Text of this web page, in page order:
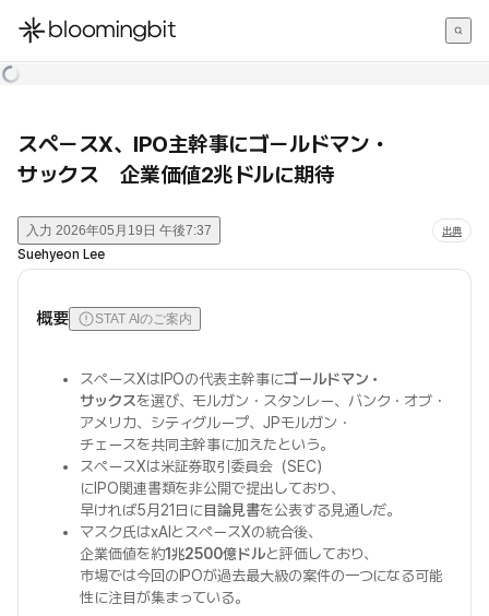
한국어
スペースX、IPO主幹事にゴールドマン・
サックス 企業価値2兆ドルに期待
入力 2026年05月19日 午後7:37 出典
Suehyeon Lee
概要 STAT AIのご案内
スペースXはIPOの代表主幹事にゴールドマン・
サックスを選び、モルガン・スタンレー、バンク・オブ・
アメリカ、シティグループ、JPモルガン・
チェースを共同主幹事に加えたという。
スペースXは米証券取引委員会（SEC）
にIPO関連書類を非公開で提出しており、
早ければ5月21日に目論見書を公表する見通しだ。
マスク氏はxAIとスペースXの統合後、
企業価値を約1兆2500億ドルと評価しており、
市場では今回のIPOが過去最大級の案件の一つになる可能
性に注目が集まっている。